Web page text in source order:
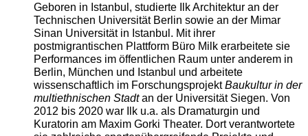
Geboren in Istanbul, studierte Ilk Architektur an der
Technischen Universität Berlin sowie an der Mimar
Sinan Universität in Istanbul. Mit ihrer
postmigrantischen Plattform Büro Milk erarbeitete sie
Performances im öffentlichen Raum unter anderem in
Berlin, München und Istanbul und arbeitete
wissenschaftlich im ForschungsprojektBaukultur in der
multiethnischen Stadtan der Universität Siegen. Von
2012 bis 2020 war Ilk u.a. als Dramaturgin und
Kuratorin am Maxim Gorki Theater. Dort verantwortete